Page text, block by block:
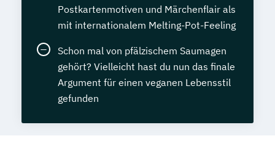
Postkartenmotiven und Märchenflair als
mit internationalem Melting-Pot-Feeling
Schon mal von pfälzischem Saumagen
gehört? Vielleicht hast du nun das finale
Argument für einen veganen Lebensstil
gefunden